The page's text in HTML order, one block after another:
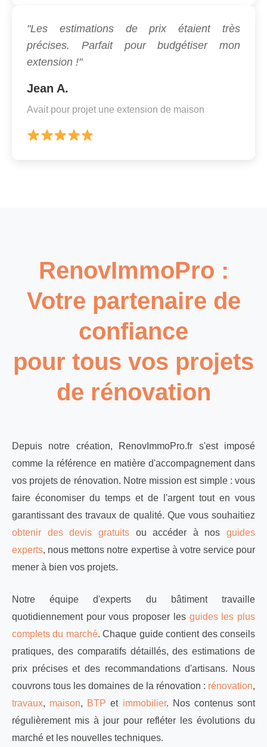
"Les estimations de prix étaient très
précises. Parfait pour budgétiser mon
extension !"
Jean A.
Avait pour projet une extension de maison
RenovImmoPro :
Votre partenaire de
confiance
pour tous vos projets
de rénovation
Depuis notre création, RenovImmoPro.fr s'est imposé
comme la référence en matière d'accompagnement dans
vos projets de rénovation. Notre mission est simple : vous
faire économiser du temps et de l'argent tout en vous
garantissant des travaux de qualité. Que vous souhaitiez
obtenir des devis gratuitsou accéder à nos guides
experts, nous mettons notre expertise à votre service pour
mener à bien vos projets.
Notre équipe d'experts du bâtiment travaille
quotidiennement pour vous proposer les guides les plus
complets du marché. Chaque guide contient des conseils
pratiques, des comparatifs détaillés, des estimations de
prix précises et des recommandations d'artisans. Nous
couvrons tous les domaines de la rénovation : rénovation,
travaux, maison, BTP et immobilier. Nos contenus sont
régulièrement mis à jour pour refléter les évolutions du
marché et les nouvelles techniques.